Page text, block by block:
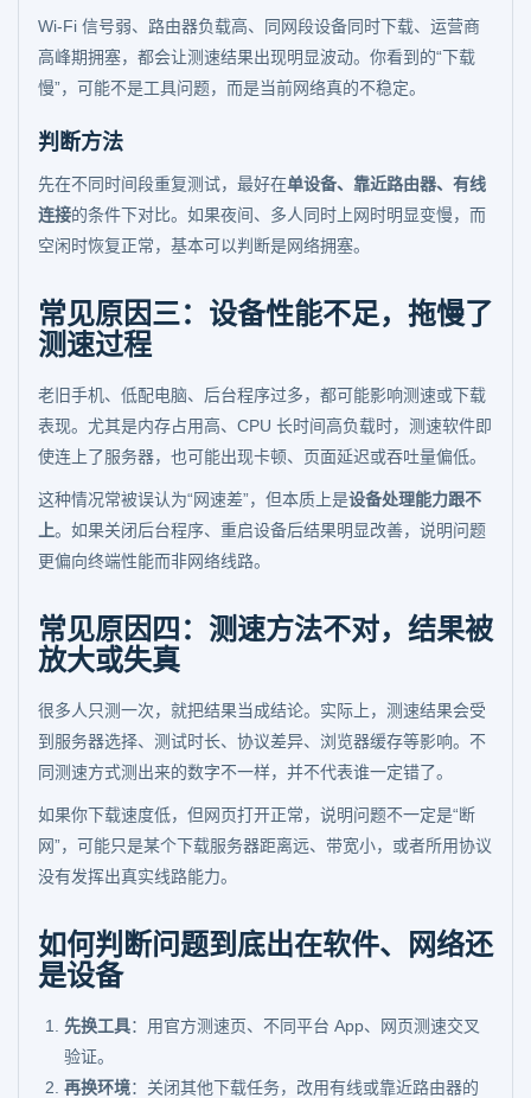
Wi-Fi 信号弱、路由器负载高、同网段设备同时下载、运营商
高峰期拥塞，都会让测速结果出现明显波动。你看到的“下载
慢”，可能不是工具问题，而是当前网络真的不稳定。
判断方法
先在不同时间段重复测试，最好在单设备、靠近路由器、有线
连接的条件下对比。如果夜间、多人同时上网时明显变慢，而
空闲时恢复正常，基本可以判断是网络拥塞。
常见原因三：设备性能不足，拖慢了
测速过程
老旧手机、低配电脑、后台程序过多，都可能影响测速或下载
表现。尤其是内存占用高、CPU 长时间高负载时，测速软件即
使连上了服务器，也可能出现卡顿、页面延迟或吞吐量偏低。
这种情况常被误认为“网速差”，但本质上是设备处理能力跟不
上。如果关闭后台程序、重启设备后结果明显改善，说明问题
更偏向终端性能而非网络线路。
常见原因四：测速方法不对，结果被
放大或失真
很多人只测一次，就把结果当成结论。实际上，测速结果会受
到服务器选择、测试时长、协议差异、浏览器缓存等影响。不
同测速方式测出来的数字不一样，并不代表谁一定错了。
如果你下载速度低，但网页打开正常，说明问题不一定是“断
网”，可能只是某个下载服务器距离远、带宽小，或者所用协议
没有发挥出真实线路能力。
如何判断问题到底出在软件、网络还
是设备
先换工具：用官方测速页、不同平台 App、网页测速交叉
验证。
再换环境：关闭其他下载任务，改用有线或靠近路由器的